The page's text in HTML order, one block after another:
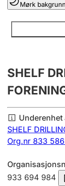
Lag og
Registrere,
Innsending
Tinglysing
Jeger
Mørk bakgrunn
Opplysninger
SHELF
Underenhet
SHELF
Org.nr 833
933 694 984